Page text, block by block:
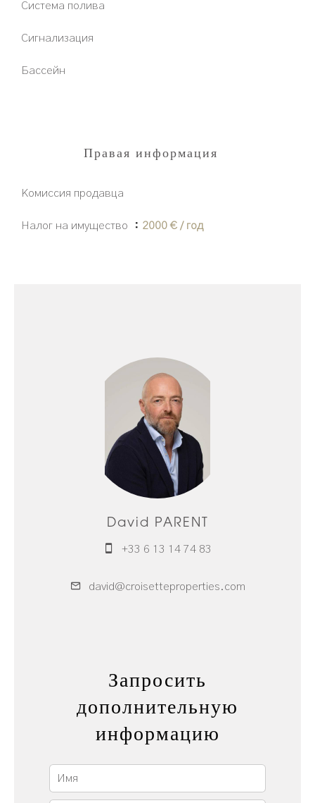
Система полива
Сигнализация
Бассейн
Правая информация
Комиссия продавца
Налог на имущество 2000 € / год
David PARENT
+33 6 13 14 74 83
david@croisetteproperties.com
Запросить
дополнительную
информацию